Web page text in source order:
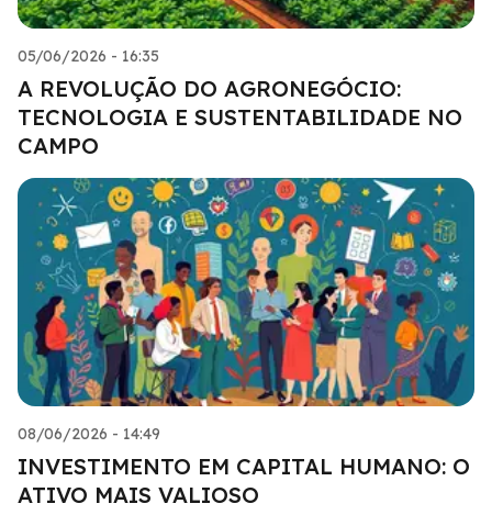
05/06/2026 - 16:35
A REVOLUÇÃO DO AGRONEGÓCIO:
TECNOLOGIA E SUSTENTABILIDADE NO
CAMPO
08/06/2026 - 14:49
INVESTIMENTO EM CAPITAL HUMANO: O
ATIVO MAIS VALIOSO